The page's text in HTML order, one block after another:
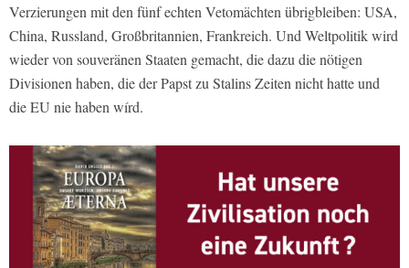
Verzierungen mit den fünf echten Vetomächten übrigbleiben: USA,
China, Russland, Großbritannien, Frankreich. Und Weltpolitik wird
wieder von souveränen Staaten gemacht, die dazu die nötigen
Divisionen haben, die der Papst zu Stalins Zeiten nicht hatte und
die EU nie haben wírd.